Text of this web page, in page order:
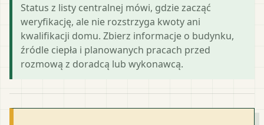
Status z listy centralnej mówi, gdzie zacząć
weryfikację, ale nie rozstrzyga kwoty ani
kwalifikacji domu. Zbierz informacje o budynku,
źródle ciepła i planowanych pracach przed
rozmową z doradcą lub wykonawcą.